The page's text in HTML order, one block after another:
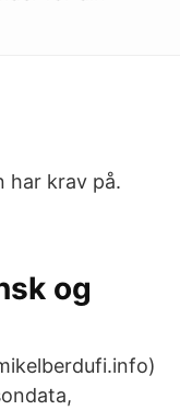
har krav på.
og